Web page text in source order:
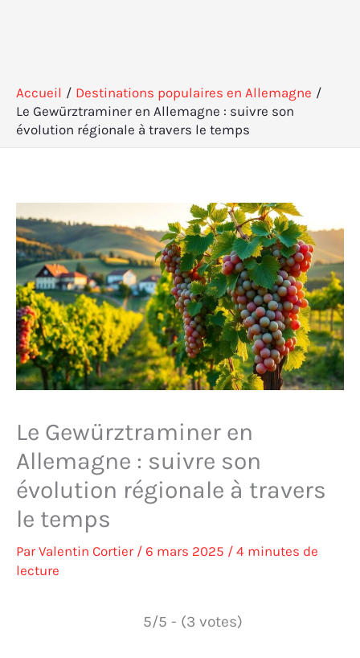
Accueil
Destinations populaires en Allemagne
Le Gewürztraminer en Allemagne : suivre son
évolution régionale à travers le temps
Le Gewürztraminer en
Allemagne : suivre son
évolution régionale à travers
le temps
ParValentin Cortier / 6 mars 2025 / 4 minutes de
lecture
5/5 - (3 votes)